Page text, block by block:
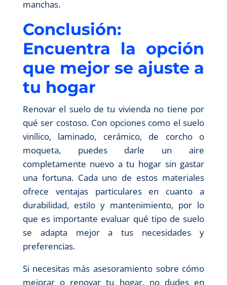
manchas.
Conclusión:
Encuentra la opción
que mejor se ajuste a
tu hogar
Renovar el suelo de tu vivienda no tiene por
qué ser costoso. Con opciones como el suelo
vinílico, laminado, cerámico, de corcho o
moqueta, puedes darle un aire
completamente nuevo a tu hogar sin gastar
una fortuna. Cada uno de estos materiales
ofrece ventajas particulares en cuanto a
durabilidad, estilo y mantenimiento, por lo
que es importante evaluar qué tipo de suelo
se adapta mejor a tus necesidades y
preferencias.
Si necesitas más asesoramiento sobre cómo
mejorar o renovar tu hogar, no dudes en